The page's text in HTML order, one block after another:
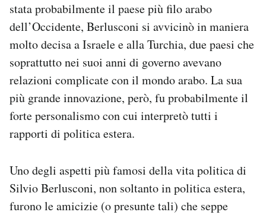
stata probabilmente il paese più filo arabo
dell’Occidente, Berlusconi si avvicinò in maniera
molto decisa a Israele e alla Turchia, due paesi che
soprattutto nei suoi anni di governo avevano
relazioni complicate con il mondo arabo. La sua
più grande innovazione, però, fu probabilmente il
forte personalismo con cui interpretò tutti i
rapporti di politica estera.
Uno degli aspetti più famosi della vita politica di
Silvio Berlusconi, non soltanto in politica estera,
furono le amicizie (o presunte tali) che seppe